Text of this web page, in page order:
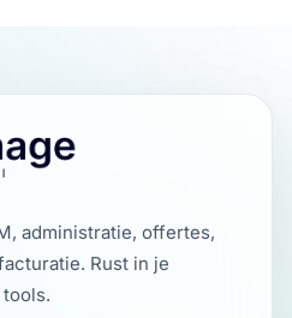
administratie, offertes,
Rust in je